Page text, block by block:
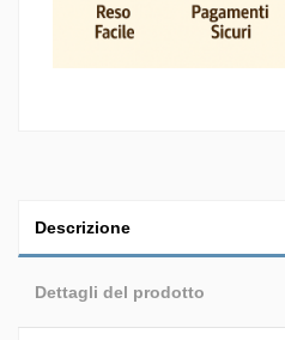
Descrizione
Dettagli del prodotto